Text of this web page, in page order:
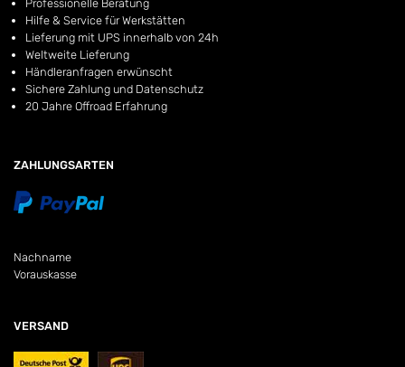
Professionelle Beratung
Hilfe & Service für Werkstätten
Lieferung mit UPS innerhalb von 24h
Weltweite Lieferung
Händleranfragen erwünscht
Sichere Zahlung und Datenschutz
20 Jahre Offroad Erfahrung
ZAHLUNGSARTEN
Nachname
Vorauskasse
VERSAND